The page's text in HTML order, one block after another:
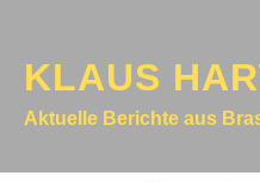
KLAUS
Aktuelle Berichte aus